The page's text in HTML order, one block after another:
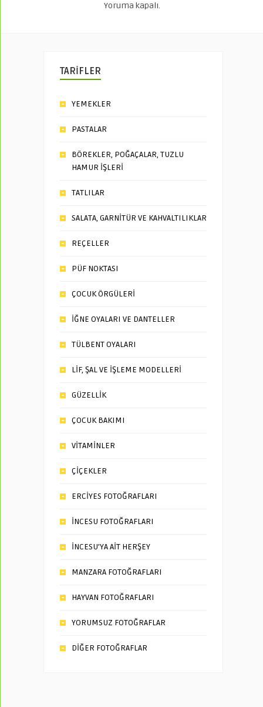
Yoruma kapalı.
TARİFLER
YEMEKLER
PASTALAR
BÖREKLER, POĞAÇALAR, TUZLU
HAMUR İŞLERİ
TATLILAR
SALATA, GARNİTÜR VE KAHVALTILIKLAR
REÇELLER
PÜF NOKTASI
ÇOCUK ÖRGÜLERİ
İĞNE OYALARI VE DANTELLER
TÜLBENT OYALARI
LİF, ŞAL VE İŞLEME MODELLERİ
GÜZELLİK
ÇOCUK BAKIMI
VİTAMİNLER
ÇİÇEKLER
ERCİYES FOTOĞRAFLARI
İNCESU FOTOĞRAFLARI
İNCESU’YA AİT HERŞEY
MANZARA FOTOĞRAFLARI
HAYVAN FOTOĞRAFLARI
YORUMSUZ FOTOĞRAFLAR
DİĞER FOTOĞRAFLAR